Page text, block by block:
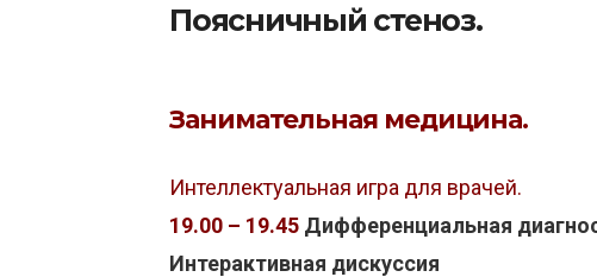
Поясничный стеноз.
Занимательная медицина.
Интеллектуальная игра для врачей.
19.00 – 19.45 Дифференциальная
Интерактивная дискуссия